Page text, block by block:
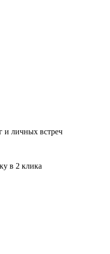
и личных встреч
в 2 клика